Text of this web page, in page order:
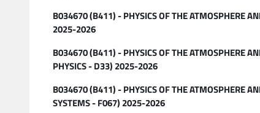
B034670 (B411) - PHYSICS OF THE ATMOSPHERE
2025-2026
B034670 (B411) - PHYSICS OF THE ATMOSPHERE
PHYSICS - D33) 2025-2026
B034670 (B411) - PHYSICS OF THE ATMOSPHERE
SYSTEMS - F067) 2025-2026